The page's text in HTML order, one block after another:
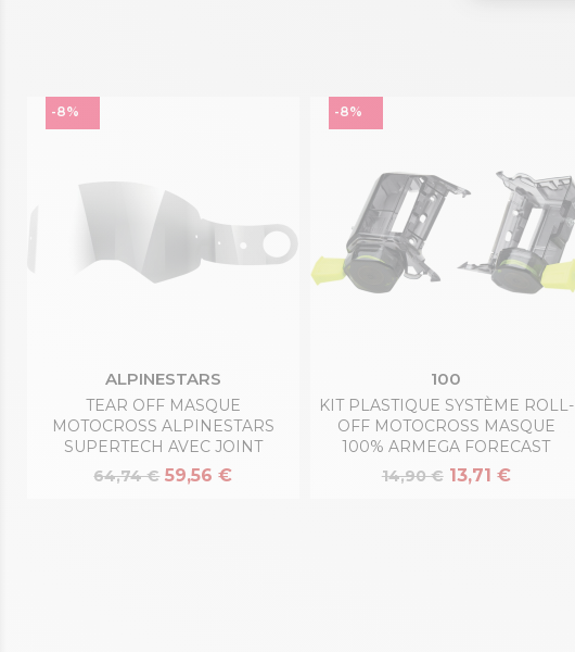
ALPINESTARS
TEAR OFF MASQUE
MOTOCROSS ALPINESTARS
SUPERTECH AVEC JOINT
64,74 € 59,56 €
-8%
100
KIT PLASTIQUE SYSTÈME ROLL-
OFF MOTOCROSS MASQUE
100% ARMEGA FORECAST
14,90 € 13,71 €
-8%